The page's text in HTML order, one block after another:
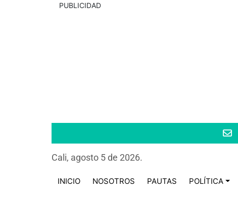
PUBLICIDAD
Cali, agosto 5 de 2026.
INICIO NOSOTROS PAUTAS POLÍTICA